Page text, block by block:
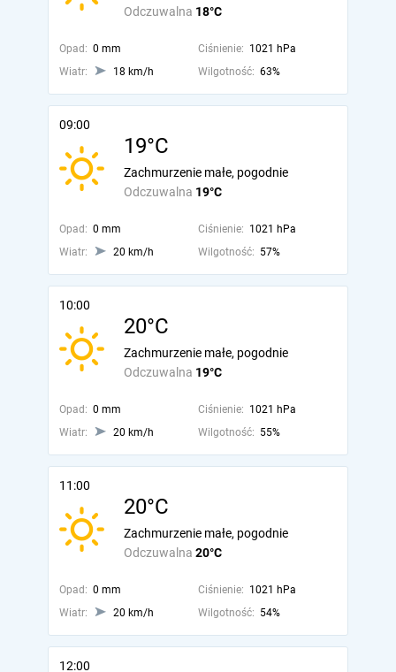
Odczuwalna 18°C
Opad: 0 mm Ciśnienie: 1021 hPa
Wiatr:
18 km/h Wilgotność: 63%
09:00
19°C
Odczuwalna 19°C
Zachmurzenie małe, pogodnie
Opad: 0 mm Ciśnienie: 1021 hPa
Wiatr:
20 km/h Wilgotność: 57%
10:00
20°C
Odczuwalna 19°C
Zachmurzenie małe, pogodnie
Opad: 0 mm Ciśnienie: 1021 hPa
Wiatr:
20 km/h Wilgotność: 55%
11:00
20°C
Odczuwalna 20°C
Zachmurzenie małe, pogodnie
Opad: 0 mm Ciśnienie: 1021 hPa
Wiatr:
20 km/h Wilgotność: 54%
12:00